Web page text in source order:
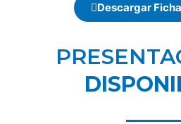
Descargar